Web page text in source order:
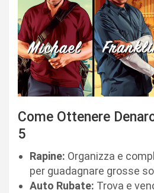
Come Ottenere
5
Rapine: Organizza e
per guadagnare grosse
Auto Rubate: Trova e